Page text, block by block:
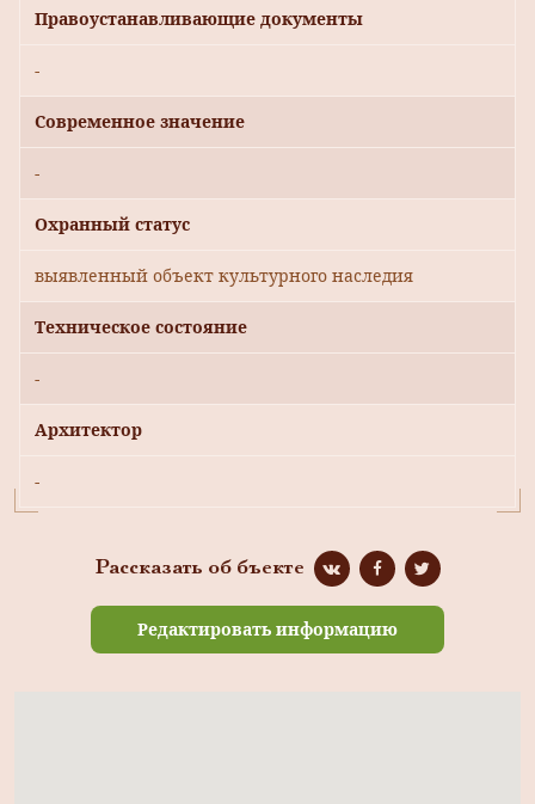
Правоустанавливающие документы
-
Современное значение
-
Охранный статус
выявленный объект культурного наследия
Техническое состояние
-
Архитектор
-
Рассказать об бъекте
Редактировать информацию